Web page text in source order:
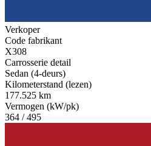
Verkoper
Code fabrikant
X308
Carrosserie detail
Sedan (4-deurs)
Kilometerstand (lezen)
177.525 km
Vermogen (kW/pk)
364 / 495